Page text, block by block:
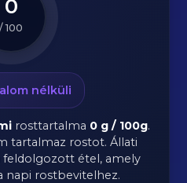
0
/ 100
nélküli
rosttartalma 0 g / 100g.
tartalmaz rostot. Állati
feldolgozott étel, amely
napi rostbevitelhez.